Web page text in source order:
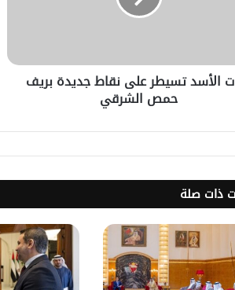
الأسد تسيطر على نقاط جديدة بريف
حمص الشرقي
ذات صلة